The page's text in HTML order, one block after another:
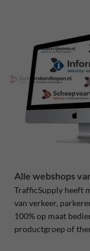
Alle webshops
TrafficSupply heeft
van verkeer,
100% op maat
productgroep of